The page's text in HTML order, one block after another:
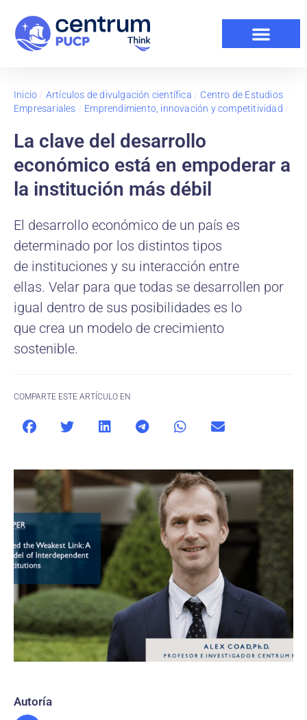
Inicio / Artículos de divulgación científica / Centro de Estudios
Empresariales / Emprendimiento, innovación y competitividad /
La clave del desarrollo
económico está en empoderar a
la institución más débil
El desarrollo económico de un país es
determinado por los distintos tipos
de instituciones y su interacción entre
ellas. Velar para que todas se desarrollen por
igual dentro de sus posibilidades es lo
que crea un modelo de crecimiento
sostenible.
COMPARTE ESTE ARTÍCULO EN
Autoría